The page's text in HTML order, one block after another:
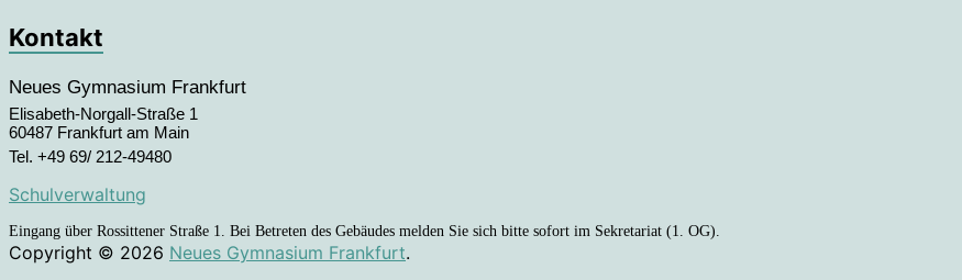
Kontakt
Neues Gymnasium Frankfurt
Elisabeth-Norgall-Straße 1
60487 Frankfurt am Main
Tel. +49 69/ 212-49480
Schulverwaltung
Eingang über Rossittener Straße 1. Bei Betreten des Gebäudes melden Sie sich bitte sofort im Sekretariat (1. OG).
Copyright © 2026 Neues Gymnasium Frankfurt.